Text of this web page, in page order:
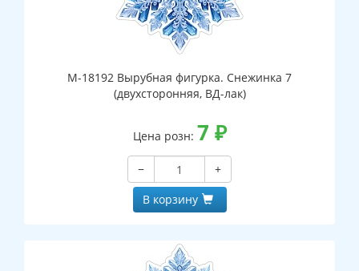
М-18192 Вырубная фигурка. Снежинка 7
(двухсторонняя, ВД-лак)
Цена розн: 7 ₽
−
+
В корзину